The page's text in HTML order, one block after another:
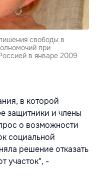
свободы в
при
в январе 2009
в которой
защитники и члены
о возможности
социальной
решение отказать
участок", -